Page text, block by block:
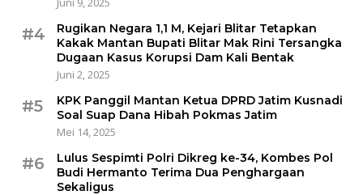
#4
Rugikan Negara 1,1 M, Kejari Blitar Tetapkan
Kakak Mantan Bupati Blitar Mak Rini Tersangka
Dugaan Kasus Korupsi Dam Kali Bentak
Juni 2, 2025
#5
KPK Panggil Mantan Ketua DPRD Jatim Kusnadi
Soal Suap Dana Hibah Pokmas Jatim
Mei 14, 2025
#6
Lulus Sespimti Polri Dikreg ke-34, Kombes Pol
Budi Hermanto Terima Dua Penghargaan
Sekaligus